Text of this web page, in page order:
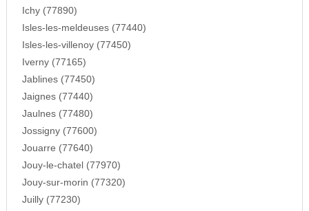
Ichy (77890)
Isles-les-meldeuses (77440)
Isles-les-villenoy (77450)
Iverny (77165)
Jablines (77450)
Jaignes (77440)
Jaulnes (77480)
Jossigny (77600)
Jouarre (77640)
Jouy-le-chatel (77970)
Jouy-sur-morin (77320)
Juilly (77230)